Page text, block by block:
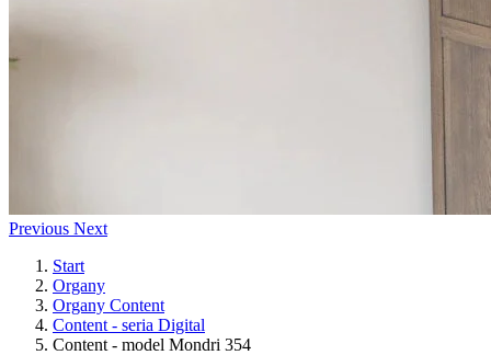
Previous Next
Start
Organy
Organy Content
Content - seria Digital
Content - model Mondri 354